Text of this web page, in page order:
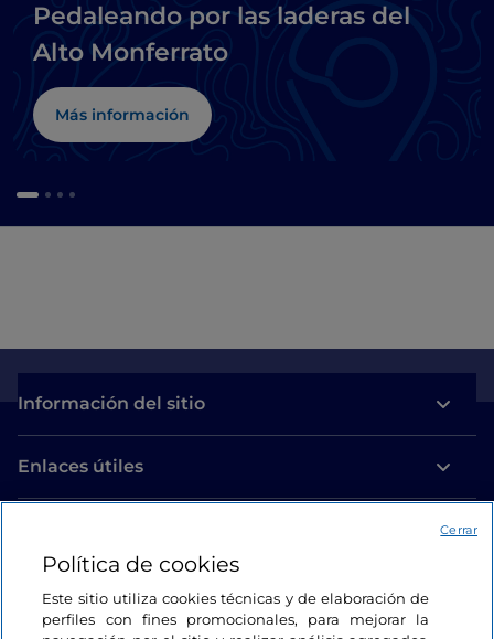
Pedaleando por las laderas del
Alto Monferrato
Más información
Información del sitio
Enlaces útiles
Estamos en contacto
Política de cookies
Este sitio utiliza cookies técnicas y de elaboración de
perfiles con fines promocionales, para mejorar la
Cerrar